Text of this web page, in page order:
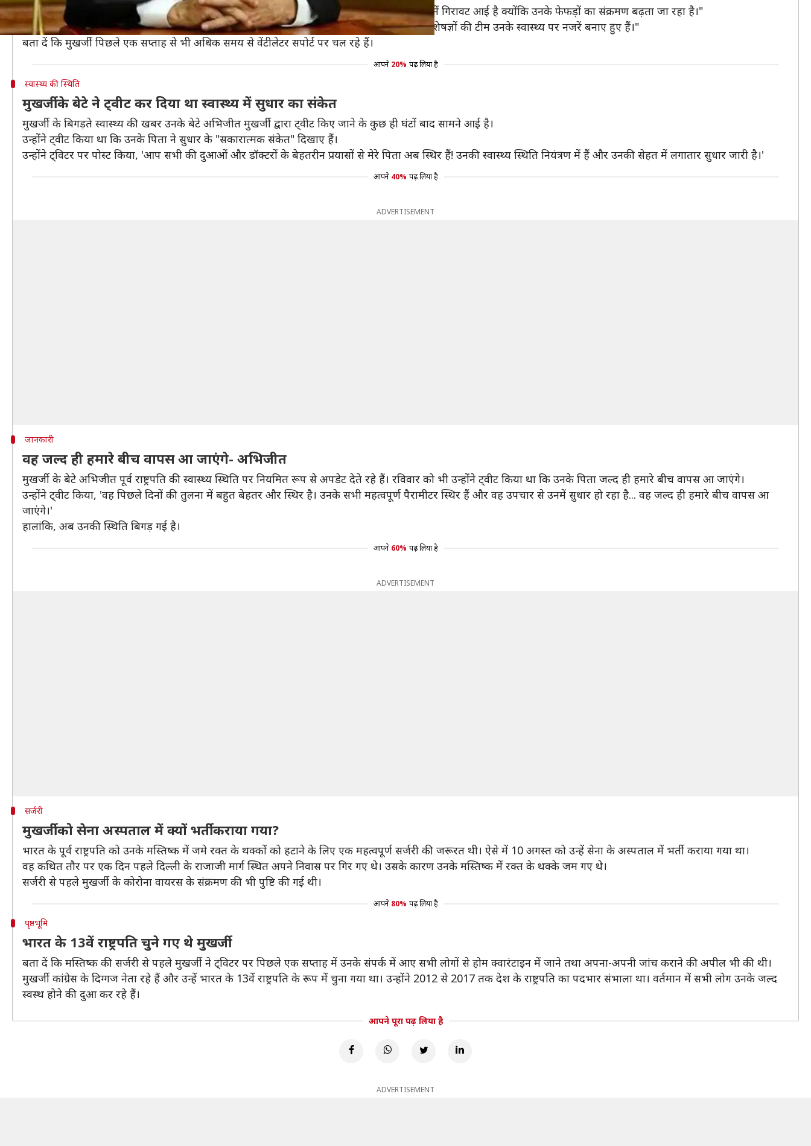
सेना के रिसर्च एंड रेफरल अस्पताल ने एक बयान में कहा, "माननीय श्री प्रणव मुखर्जी की चिकित्सा स्थिति में गिरावट आई है क्योंकि उनके फेफड़ों का संक्रमण बढ़ता जा रहा है।"
दिल्ली छावनी क्षेत्र के अस्पताल ने कहा, "मुखर्जी फिलहाल वेंटीलेटर सपार्ट पर चल रहे हैं और चिकित्सा विशेषज्ञों की टीम उनके स्वास्थ्य पर नजरें बनाए हुए हैं।"
बता दें कि मुखर्जी पिछले एक सप्ताह से भी अधिक समय से वेंटीलेटर सपोर्ट पर चल रहे हैं।
आपने 20% पढ़ लिया है
स्वास्थ्य की स्थिति
मुखर्जी के बेटे ने ट्वीट कर दिया था स्वास्थ्य में सुधार का संकेत
मुखर्जी के बिगड़ते स्वास्थ्य की खबर उनके बेटे अभिजीत मुखर्जी द्वारा ट्वीट किए जाने के कुछ ही घंटों बाद सामने आई है।
उन्होंने ट्वीट किया था कि उनके पिता ने सुधार के "सकारात्मक संकेत" दिखाए हैं।
उन्होंने ट्विटर पर पोस्ट किया, 'आप सभी की दुआओं और डॉक्टरों के बेहतरीन प्रयासों से मेरे पिता अब स्थिर हैं! उनकी स्वास्थ्य स्थिति नियंत्रण में हैं और उनकी सेहत में लगातार सुधार जारी है।'
आपने 40% पढ़ लिया है
ADVERTISEMENT
जानकारी
वह जल्द ही हमारे बीच वापस आ जाएंगे- अभिजीत
मुखर्जी के बेटे अभिजीत पूर्व राष्ट्रपति की स्वास्थ्य स्थिति पर नियमित रूप से अपडेट देते रहे हैं। रविवार को भी उन्होंने ट्वीट किया था कि उनके पिता जल्द ही हमारे बीच वापस आ जाएंगे।
उन्होंने ट्वीट किया, 'वह पिछले दिनों की तुलना में बहुत बेहतर और स्थिर है। उनके सभी महत्वपूर्ण पैरामीटर स्थिर हैं और वह उपचार से उनमें सुधार हो रहा है... वह जल्द ही हमारे बीच वापस आ
जाएंगे।'
हालांकि, अब उनकी स्थिति बिगड़ गई है।
आपने 60% पढ़ लिया है
ADVERTISEMENT
सर्जरी
मुखर्जी को सेना अस्पताल में क्यों भर्ती कराया गया?
भारत के पूर्व राष्ट्रपति को उनके मस्तिष्क में जमे रक्त के थक्कों को हटाने के लिए एक महत्वपूर्ण सर्जरी की जरूरत थी। ऐसे में 10 अगस्त को उन्हें सेना के अस्पताल में भर्ती कराया गया था।
वह कथित तौर पर एक दिन पहले दिल्ली के राजाजी मार्ग स्थित अपने निवास पर गिर गए थे। उसके कारण उनके मस्तिष्क में रक्त के थक्के जम गए थे।
सर्जरी से पहले मुखर्जी के कोरोना वायरस के संक्रमण की भी पुष्टि की गई थी।
आपने 80% पढ़ लिया है
पृष्ठभूमि
भारत के 13वें राष्ट्रपति चुने गए थे मुखर्जी
बता दें कि मस्तिष्क की सर्जरी से पहले मुखर्जी ने ट्विटर पर पिछले एक सप्ताह में उनके संपर्क में आए सभी लोगों से होम क्वारंटाइन में जाने तथा अपना-अपनी जांच कराने की अपील भी की थी।
मुखर्जी कांग्रेस के दिग्गज नेता रहे हैं और उन्हें भारत के 13वें राष्ट्रपति के रूप में चुना गया था। उन्होंने 2012 से 2017 तक देश के राष्ट्रपति का पदभार संभाला था। वर्तमान में सभी लोग उनके जल्द
स्वस्थ होने की दुआ कर रहे हैं।
आपने पूरा पढ़ लिया है
ADVERTISEMENT